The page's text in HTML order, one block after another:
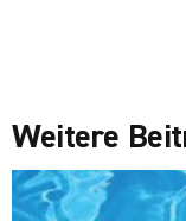
Weitere